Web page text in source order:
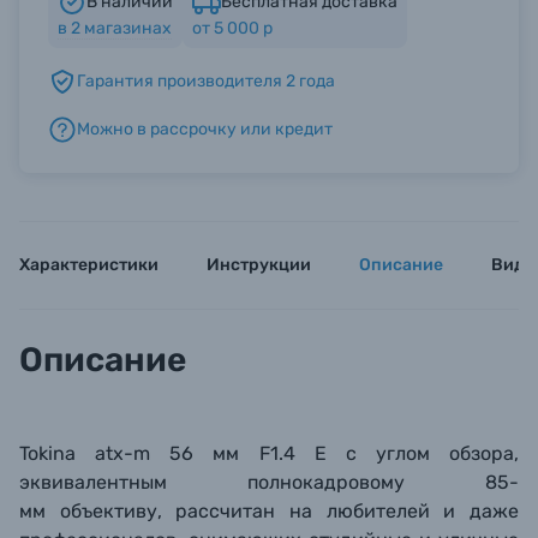
Б/У фототехника (Комиссионные товары)
Уценённые товары
в 2 магазинах
от 5 000 р
Гарантия производителя 2 года
Можно в рассрочку или кредит
Характеристики Инструкции Описание
Описание
Tokina atx-m 56 мм F1.4 E с углом обзора,
эквивалентным полнокадровому 85-
мм объективу, рассчитан на любителей и даже